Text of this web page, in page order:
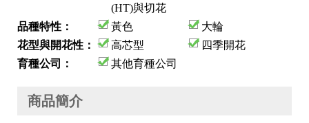
(HT)與切花
品種特性：
黃色
大輪
花型與開花性：
高芯型
四季開花
育種公司：
其他育種公司
商品簡介